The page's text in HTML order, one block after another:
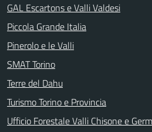
GAL Escartons e Valli Valdesi
Piccola Grande Italia
Pinerolo e le Valli
SMAT Torino
Terre del Dahu
Turismo Torino e Provincia
Ufficio Forestale Valli Chisone e